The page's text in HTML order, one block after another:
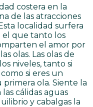
costera en la
de las atracciones
localidad surfera
que tanto los
el amor por
olas. Las olas de
niveles, tanto si
si eres un
ola. Siente la
cálidas aguas
y cabalgas la